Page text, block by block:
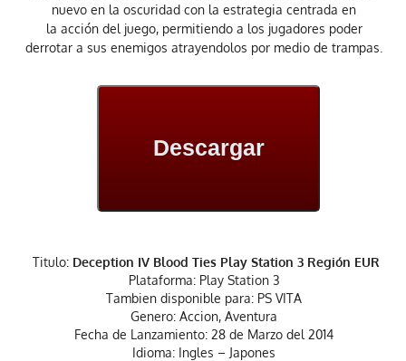
nuevo en la oscuridad con la estrategia centrada en
la accióndel juego, permitiendo a los jugadores poder
derrotar a sus enemigos atrayendolos por medio de trampas.
Descargar
Titulo: Deception IV Blood Ties Play Station 3 Región EUR
Plataforma: Play Station 3
Tambien disponible para: PS VITA
Genero: Accion, Aventura
Fecha de Lanzamiento: 28 de Marzo del 2014
Idioma: Ingles – Japones